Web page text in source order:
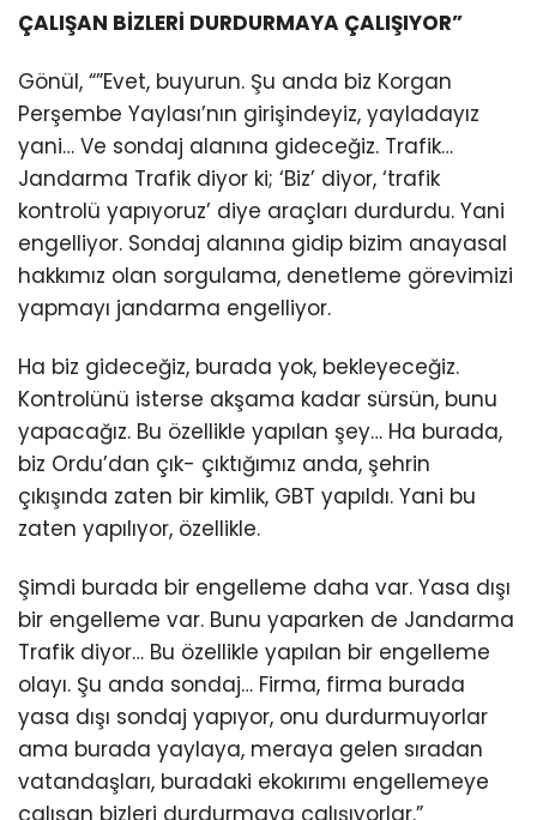
ÇALIŞAN BİZLERİ DURDURMAYA ÇALIŞIYOR”
Gönül, “”Evet, buyurun. Şu anda biz Korgan
Perşembe Yaylası’nın girişindeyiz, yayladayız
yani… Ve sondaj alanına gideceğiz. Trafik…
Jandarma Trafik diyor ki; ‘Biz’ diyor, ‘trafik
kontrolü yapıyoruz’ diye araçları durdurdu. Yani
engelliyor. Sondaj alanına gidip bizim anayasal
hakkımız olan sorgulama, denetleme görevimizi
yapmayı jandarma engelliyor.
Ha biz gideceğiz, burada yok, bekleyeceğiz.
Kontrolünü isterse akşama kadar sürsün, bunu
yapacağız. Bu özellikle yapılan şey… Ha burada,
biz Ordu’dan çık- çıktığımız anda, şehrin
çıkışında zaten bir kimlik, GBT yapıldı. Yani bu
zaten yapılıyor, özellikle.
Şimdi burada bir engelleme daha var. Yasa dışı
bir engelleme var. Bunu yaparken de Jandarma
Trafik diyor… Bu özellikle yapılan bir engelleme
olayı. Şu anda sondaj… Firma, firma burada
yasa dışı sondaj yapıyor, onu durdurmuyorlar
ama burada yaylaya, meraya gelen sıradan
vatandaşları, buradaki ekokırımı engellemeye
çalışan bizleri durdurmaya çalışıyorlar.”